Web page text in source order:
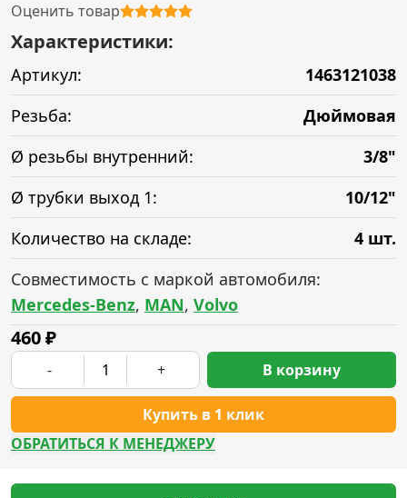
Оценить товар
Характеристики:
Артикул:
1463121038
Резьба:
Дюймовая
Ø резьбы внутренний:
3/8"
Ø трубки выход 1:
10/12"
Количество на складе:
4 шт.
Совместимость с маркой автомобиля:
Mercedes-Benz, MAN, Volvo
460₽
- +
Купить в 1 клик
В корзину
ОБРАТИТЬСЯ К МЕНЕДЖЕРУ